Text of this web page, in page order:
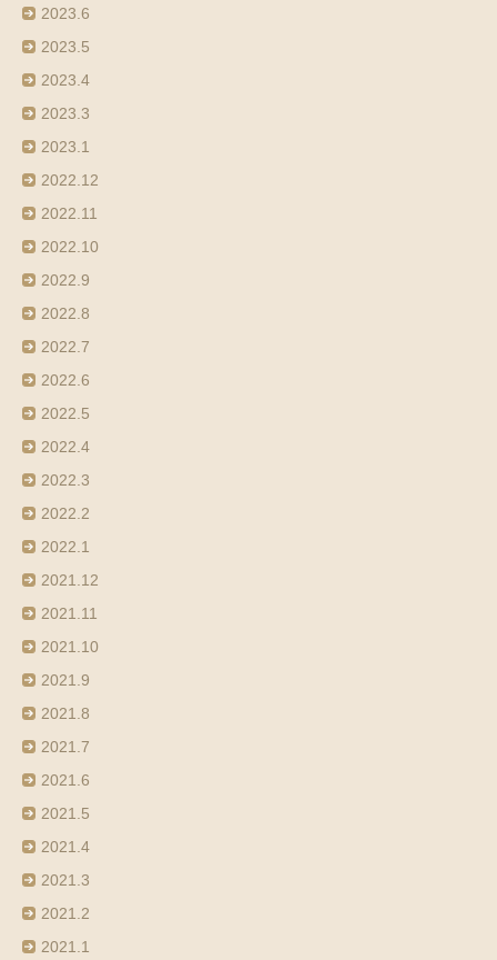
2023.6
2023.5
2023.4
2023.3
2023.1
2022.12
2022.11
2022.10
2022.9
2022.8
2022.7
2022.6
2022.5
2022.4
2022.3
2022.2
2022.1
2021.12
2021.11
2021.10
2021.9
2021.8
2021.7
2021.6
2021.5
2021.4
2021.3
2021.2
2021.1